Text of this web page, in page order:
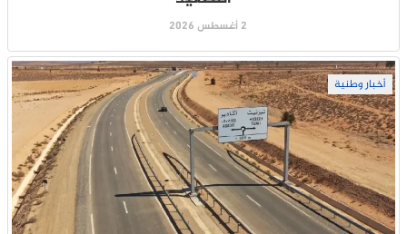
2 أغسطس 2026
أخبار وطنية